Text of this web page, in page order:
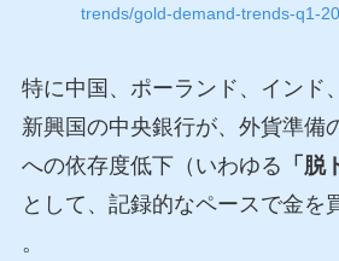
trends/gold-demand-trends-q1-
特に中国、ポーランド、インド
新興国の中央銀行が、外貨準備
への依存度低下（いわゆる 「脱
として、記録的なペースで金を
。